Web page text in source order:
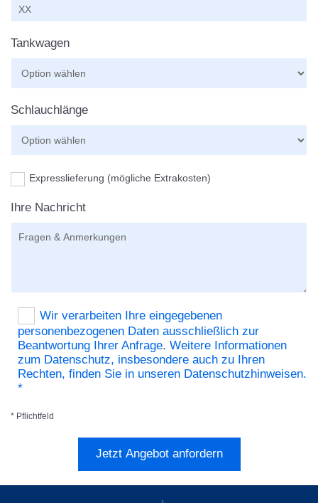
Tankwagen
Schlauchlänge
Expresslieferung (mögliche Extrakosten)
Ihre Nachricht
Wir verarbeiten Ihre eingegebenen
personenbezogenen Daten ausschließlich zur
Beantwortung Ihrer Anfrage. Weitere Informationen
zum Datenschutz, insbesondere auch zu Ihren
Rechten, finden Sie in unseren Datenschutzhinweisen.
*
* Pflichtfeld